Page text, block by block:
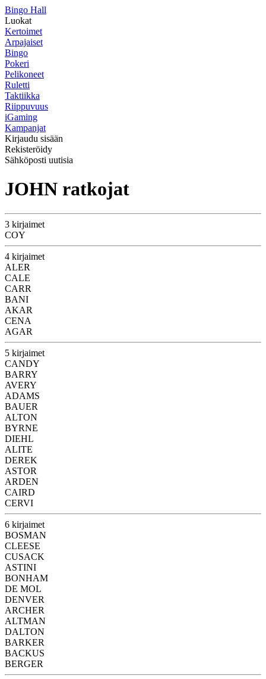
Bingo Hall
Luokat
Kertoimet
Arpajaiset
Bingo
Pokeri
Pelikoneet
Ruletti
Taktiikka
Riippuvuus
iGaming
Kampanjat
Kirjaudu sisään
Rekisteröidy
Sähköposti uutisia
JOHN ratkojat
3 kirjaimet
COY
4 kirjaimet
ALER
CALE
CARR
BANI
AKAR
CENA
AGAR
5 kirjaimet
CANDY
BARRY
AVERY
ADAMS
BAUER
ALTON
BYRNE
DIEHL
ALITE
DEREK
ASTOR
ARDEN
CAIRD
CERVI
6 kirjaimet
BOSMAN
CLEESE
CUSACK
ASTINI
BONHAM
DE MOL
DENVER
ARCHER
ALTMAN
DALTON
BARKER
BACKUS
BERGER